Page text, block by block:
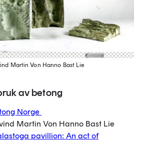
Martin Von Hanno Bast Lie
av betong
Norge
Martin Von Hanno Bast Lie
pavillion: An act of